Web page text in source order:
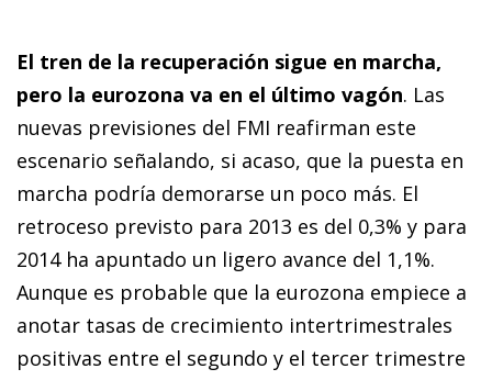
El tren de la recuperación sigue en marcha,
pero la eurozona va en el último vagón. Las
nuevas previsiones del FMI reafirman este
escenario señalando, si acaso, que la puesta en
marcha podría demorarse un poco más. El
retroceso previsto para 2013 es del 0,3% y para
2014 ha apuntado un ligero avance del 1,1%.
Aunque es probable que la eurozona empiece a
anotar tasas de crecimiento intertrimestrales
positivas entre el segundo y el tercer trimestre